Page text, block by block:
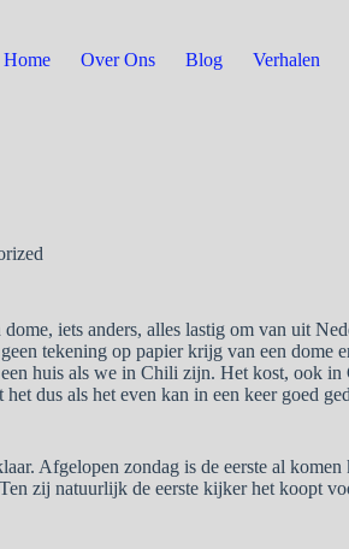
Home Over Ons Blog Verhalen
iets anders, alles lastig om van uit
tekening op papier krijg van een dome
huis als we in Chili zijn. Het kost, ook
dus als het even kan in een keer goed
Afgelopen zondag is de eerste al
zij natuurlijk de eerste kijker het koopt